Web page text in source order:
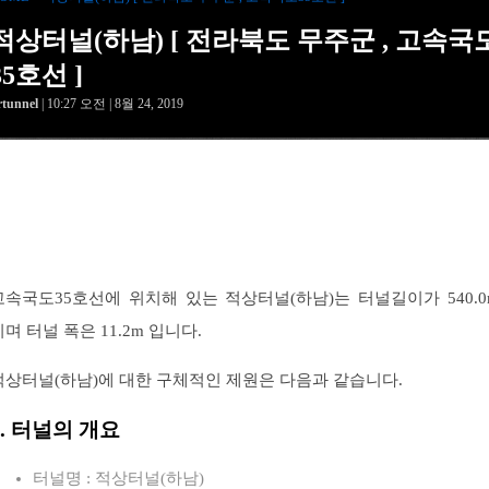
상터널(하남) [ 전라북도 무주군 , 고속국
호선 ]
| 10:27 오전 | 8월 24, 2019
속국도35호선에 위치해 있는 적상터널(하남)는 터널길이가
며 터널 폭은 11.2m 입니다.
상터널(하남)에 대한 구체적인 제원은 다음과 같습니다.
터널의 개요
터널명 : 적상터널(하남)